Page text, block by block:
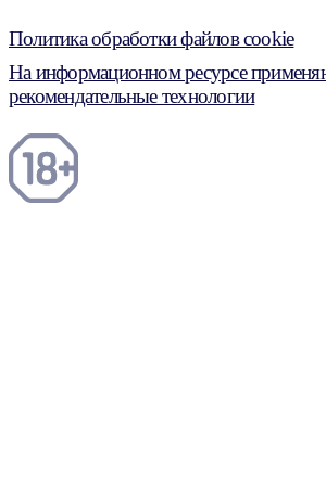
Политика обработки файлов cookie
На информационном ресурсе
рекомендательные технологии